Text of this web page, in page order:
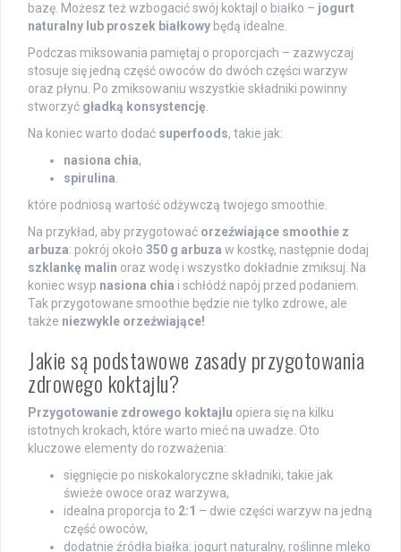
bazę. Możesz też wzbogacić swój koktajl o białko – jogurt
naturalny lub proszek białkowy będą idealne.
Podczas miksowania pamiętaj o proporcjach – zazwyczaj
stosuje się jedną część owoców do dwóch części warzyw
oraz płynu. Po zmiksowaniu wszystkie składniki powinny
stworzyć gładką konsystencję.
Na koniec warto dodać superfoods, takie jak:
nasiona chia,
spirulina.
które podniosą wartość odżywczą twojego smoothie.
Na przykład, aby przygotować orzeźwiające smoothie z
arbuza: pokrój około 350 g arbuza w kostkę, następnie dodaj
szklankę malin oraz wodę i wszystko dokładnie zmiksuj. Na
koniec wsyp nasiona chia i schłódź napój przed podaniem.
Tak przygotowane smoothie będzie nie tylko zdrowe, ale
także niezwykle orzeźwiające!
Jakie są podstawowe zasady przygotowania
zdrowego koktajlu?
Przygotowanie zdrowego koktajlu opiera się na kilku
istotnych krokach, które warto mieć na uwadze. Oto
kluczowe elementy do rozważenia:
sięgnięcie po niskokaloryczne składniki, takie jak
świeże owoce oraz warzywa,
idealna proporcja to 2:1 – dwie części warzyw na jedną
część owoców,
dodatnie źródła białka: jogurt naturalny, roślinne mleko